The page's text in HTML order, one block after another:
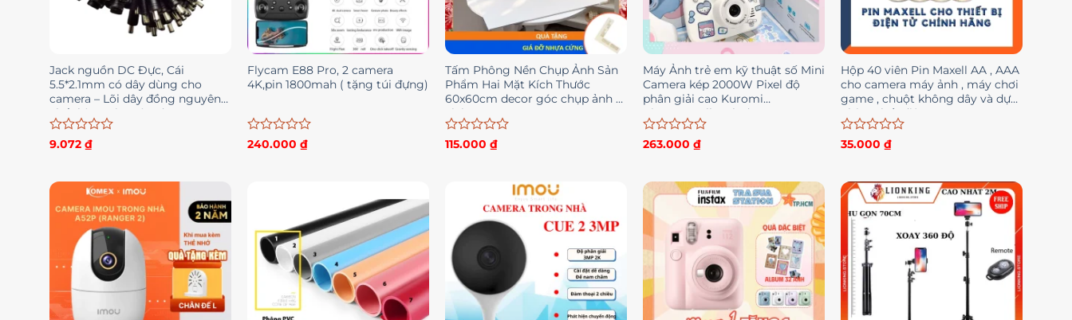
Jack nguồn DC Đực, Cái
5.5*2.1mm có dây dùng cho
camera – Lõi dây đồng nguyên
chất hàng xịn màu đen
Được
0
5
sao
9.072 ₫
Flycam E88 Pro, 2 camera
4K,pin 1800mah ( tặng túi đựng)
Được
240.000 ₫
Tấm Phông Nền Chụp Ảnh Sản
Phẩm Hai Mặt Kích Thước
60x60cm decor góc chụp ảnh –
TiTi Decor
Được
115.000 ₫
Máy Ảnh trẻ em kỹ thuật số Mini
Camera kép 2000W Pixel độ
phân giải cao Kuromi
Cinnamoroll Melody
Được
0
5
sao
263.000 ₫
Hộp 40 viên Pin Maxell AA , AAA
cho camera máy ảnh , máy chơi
game , chuột không dây và dự
phòng hết điện
Được
0
5
35.000 ₫